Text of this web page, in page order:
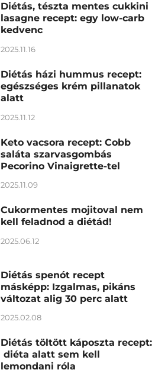
Diétás, tészta mentes cukkini
lasagne recept: egy low-carb
kedvenc
2025.11.16
Diétás házi hummus recept:
egészséges krém pillanatok
alatt
2025.11.12
Keto vacsora recept: Cobb
saláta szarvasgombás
Pecorino Vinaigrette-tel
2025.11.09
Cukormentes mojitoval nem
kell feladnod a diétád!
2025.06.12
Diétás spenót recept
másképp: Izgalmas, pikáns
változat alig 30 perc alatt
2025.02.08
Diétás töltött káposzta recept:
diéta alatt sem kell
lemondani róla